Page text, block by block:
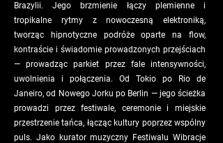
Brazylii. Jego brzmienie łączy plemienne i
tropikalne rytmy z nowoczesną elektroniką,
tworząc hipnotyczne podróże oparte na flow,
kontraście i świadomie prowadzonych przejściach
— prowadząc parkiet przez fale intensywności,
uwolnienia i połączenia. Od Tokio po Rio de
Janeiro, od Nowego Jorku po Berlin — jego ścieżka
prowadzi przez festiwale, ceremonie i miejskie
przestrzenie tańca, łącząc kultury poprzez wspólny
puls. Jako kurator muzyczny Festiwalu Wibracje